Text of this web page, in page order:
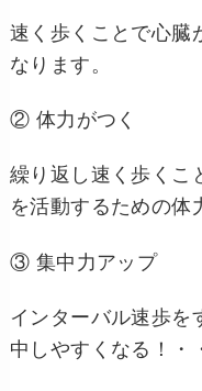
速く歩くことで心臓
なります。
② 体力がつく
繰り返し速く歩くこ
を活動するための体
③ 集中力アップ
インターバル速歩を
中しやすくなる！・